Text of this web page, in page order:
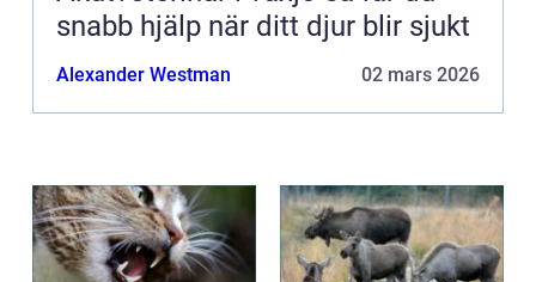
snabb hjälp när ditt djur blir sjukt
Alexander Westman 02 mars 2026